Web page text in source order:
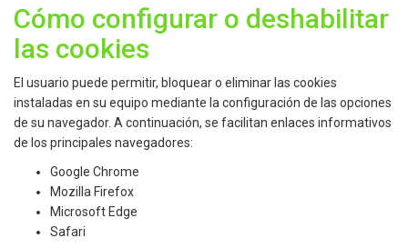
Cómo configurar o deshabilitar
las cookies
El usuario puede permitir, bloquear o eliminar las cookies
instaladas en su equipo mediante la configuración de las opciones
de su navegador. A continuación, se facilitan enlaces informativos
de los principales navegadores:
Google Chrome
Mozilla Firefox
Microsoft Edge
Safari